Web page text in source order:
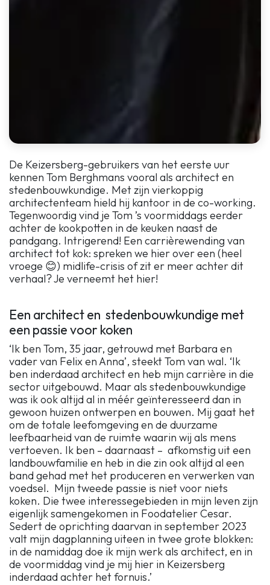
De Keizersberg-gebruikers van het eerste uur
kennen Tom Berghmans vooral als architect en
stedenbouwkundige. Met zijn vierkoppig
architectenteam hield hij kantoor in de co-working.
Tegenwoordig vind je Tom ’s voormiddags eerder
achter de kookpotten in de keuken naast de
pandgang. Intrigerend! Een carrièrewending van
architect tot kok: spreken we hier over een (heel
vroege 😊) midlife-crisis of zit er meer achter dit
verhaal? Je verneemt het hier!
Een architect en stedenbouwkundige met
een passie voor koken
‘Ik ben Tom, 35 jaar, getrouwd met Barbara en
vader van Felix en Anna’, steekt Tom van wal. ‘Ik
ben inderdaad architect en heb mijn carrière in die
sector uitgebouwd. Maar als stedenbouwkundige
was ik ook altijd al in méér geïnteresseerd dan in
gewoon huizen ontwerpen en bouwen. Mij gaat het
om de totale leefomgeving en de duurzame
leefbaarheid van de ruimte waarin wij als mens
vertoeven. Ik ben – daarnaast – afkomstig uit een
landbouwfamilie en heb in die zin ook altijd al een
band gehad met het produceren en verwerken van
voedsel. Mijn tweede passie is niet voor niets
koken. Die twee interessegebieden in mijn leven zijn
eigenlijk samengekomen in Foodatelier Cesar.
Sedert de oprichting daarvan in september 2023
valt mijn dagplanning uiteen in twee grote blokken:
in de namiddag doe ik mijn werk als architect, en in
de voormiddag vind je mij hier in Keizersberg
inderdaad achter het fornuis.’